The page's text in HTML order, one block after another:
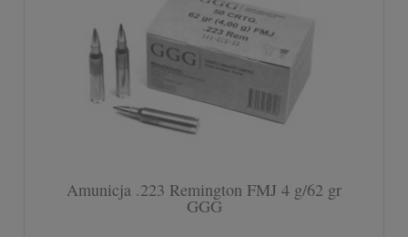
Amunicja .223 Remington FMJ 4 g/62 gr
GGG